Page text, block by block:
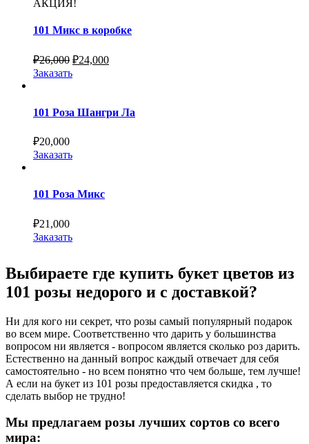
АКЦИЯ!
101 Микс в коробке
₽26,000 ₽24,000
Заказать
101 Роза Шангри Ла
₽20,000
Заказать
101 Роза Микс
₽21,000
Заказать
Выбираете где купить букет цветов из
101 розы недорого и с доставкой?
Ни для кого ни секрет, что розы самый популярный подарок
во всем мире. Соответственно что дарить у большинства
вопросом ни является - вопросом является сколько роз дарить.
Естественно на данный вопрос каждый отвечает для себя
самостоятельно - но всем понятно что чем больше, тем лучше!
А если на букет из 101 розы предоставляется скидка , то
сделать выбор не трудно!
Мы предлагаем розы лучших сортов со всего
мира: